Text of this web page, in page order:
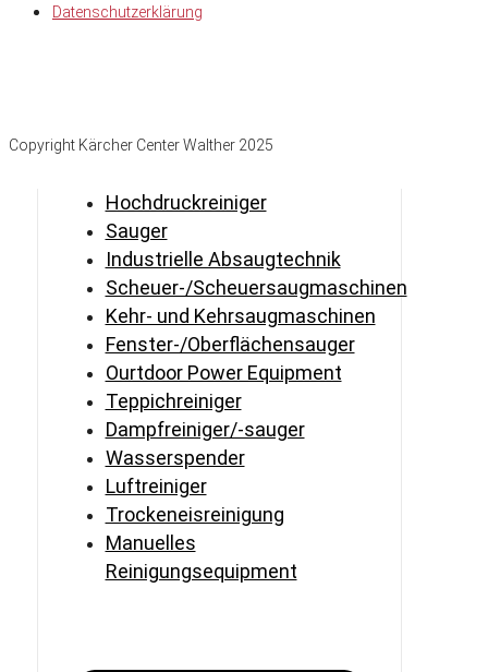
Datenschutzerklärung
Copyright Kärcher Center Walther 2025
Hochdruckreiniger
Sauger
Industrielle Absaugtechnik
Scheuer-/Scheuersaugmaschinen
Kehr- und Kehrsaugmaschinen
Fenster-/Oberflächensauger
Ourtdoor Power Equipment
Teppichreiniger
Dampfreiniger/-sauger
Wasserspender
Luftreiniger
Trockeneisreinigung
Manuelles
Reinigungsequipment